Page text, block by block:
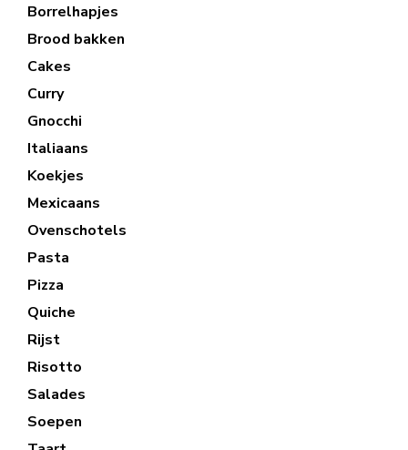
Borrelhapjes
Brood bakken
Cakes
Curry
Gnocchi
Italiaans
Koekjes
Mexicaans
Ovenschotels
Pasta
Pizza
Quiche
Rijst
Risotto
Salades
Soepen